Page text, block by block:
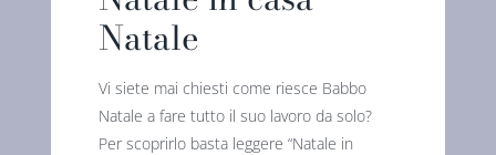
Natale
Vi siete mai chiesti come riesce Babbo
Natale a fare tutto il suo lavoro da solo?
Per scoprirlo basta leggere “Natale in